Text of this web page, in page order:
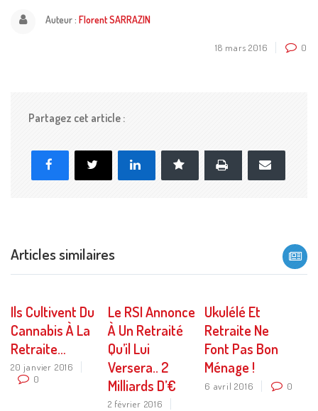
Auteur : Florent SARRAZIN
18 mars 2016 0
Partagez cet article :
Facebook LinkedIn Marque-page
Imprimer
mail
Articles similaires
Ils Cultivent Du
Cannabis À La
Retraite…
20 janvier 2016
0
Le RSI Annonce
À Un Retraité
Qu’il Lui
Versera.. 2
Milliards D’€
2 février 2016
Ukulélé Et
Retraite Ne
Font Pas Bon
Ménage !
6 avril 2016 0